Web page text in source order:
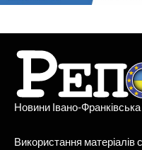
Новини Івано-
Використання